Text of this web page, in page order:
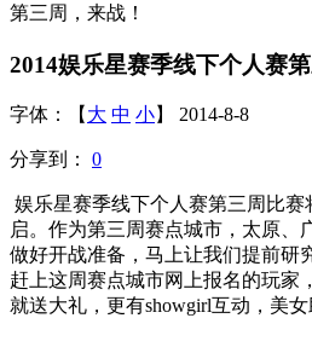
第三周，来战！
2014娱乐星赛季线下个人赛
字体：【 大 中 小】 2014-8-8
分享到： 0
娱乐星赛季线下个人赛第三周比赛
启。作为第三周赛点城市，太原、
做好开战准备，马上让我们提前研
赶上这周赛点城市网上报名的玩家
就送大礼，更有showgirl互动，美